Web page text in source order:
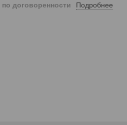
по договоренности Подробнее